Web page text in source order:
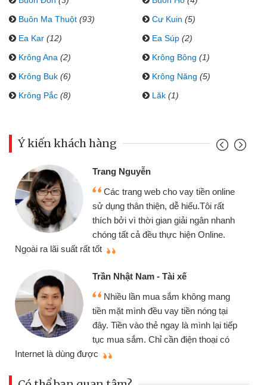
Buôn Ma Thuột (93) Cư Kuin (5)
Ea Kar (12) Ea Súp (2)
Krông Ana (2) Krông Bông (1)
Krông Buk (6) Krông Năng (5)
Krông Pắc (8) Lăk (1)
Ý kiến khách hàng
Trang Nguyễn
Các trang web cho vay tiền online
sử dụng thân thiện, dễ hiểu.Tôi rất
thích bởi vì thời gian giải ngân nhanh
chóng tất cả đều thực hiện Online.
Ngoài ra lãi suất rất tốt
Trần Nhật Nam - Tài xế
Nhiều lần mua sắm không mang
tiền mặt mình đều vay tiền nóng tại
đây. Tiền vào thẻ ngay là mình lại tiếp
tục mua sắm. Chỉ cần điện thoại có
Internet là dùng được